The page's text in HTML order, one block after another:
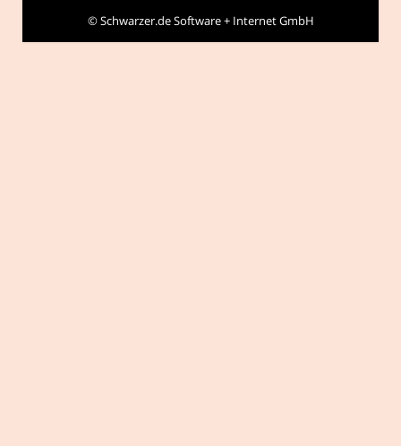
©Schwarzer.de Software + Internet GmbH